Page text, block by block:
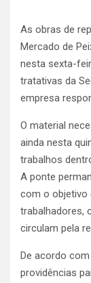
As obras de
Mercado de
nesta sexta-
tratativas da
empresa
O material
ainda nesta
trabalhos
A ponte
com o objetivo
trabalhadores,
circulam pela
De acordo
providências